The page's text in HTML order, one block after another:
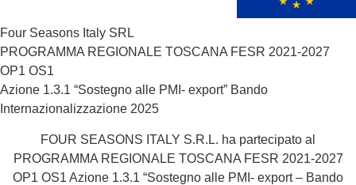
Four Seasons Italy SRL
PROGRAMMA REGIONALE TOSCANA FESR 2021-2027
OP1 OS1
Azione 1.3.1 “Sostegno alle PMI- export” Bando
Internazionalizzazione 2025
FOUR SEASONS ITALY S.R.L. ha partecipato al
PROGRAMMA REGIONALE TOSCANA FESR 2021-2027
OP1 OS1 Azione 1.3.1 “Sostegno alle PMI- export – Bando